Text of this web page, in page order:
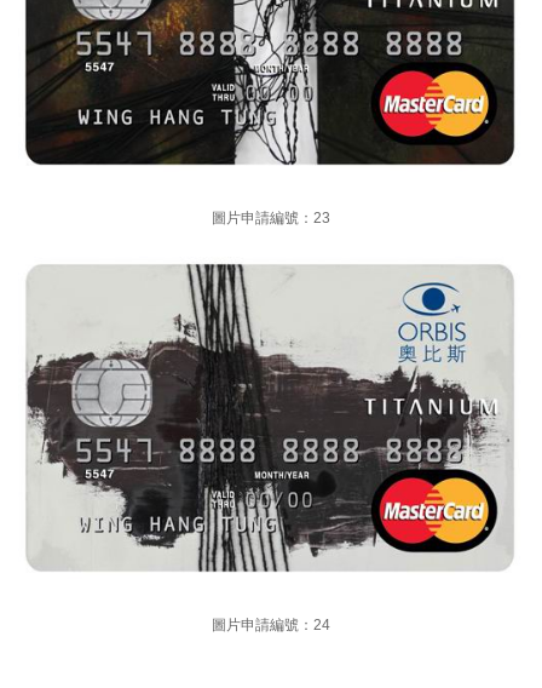
圖片申請編號：23
圖片申請編號：24